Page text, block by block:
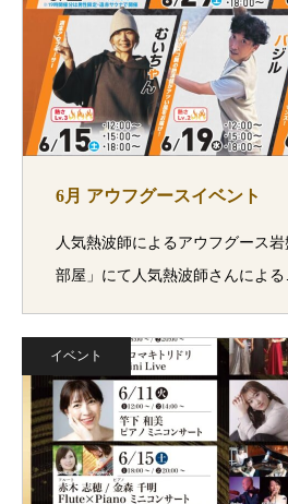
6月 アウフグースイベント
人気熱波師によるアウフグース
部屋」にて人気熱波師さんによる
イベント